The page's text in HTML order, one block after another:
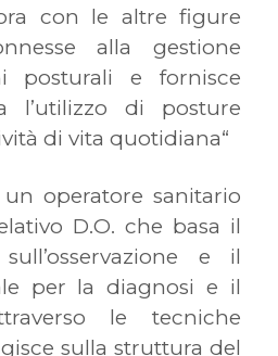
con le altre figure
alla gestione
posturali e fornisce
l’utilizzo di posture
di vita quotidiana“
operatore sanitario
D.O. che basa il
e il
per la diagnosi e il
le tecniche
sulla struttura del